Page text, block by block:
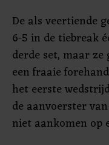
De als veertiende
6-5 in de tiebreak
derde set, maar
een fraaie
het eerste
de aanvoerster
niet aankomen op